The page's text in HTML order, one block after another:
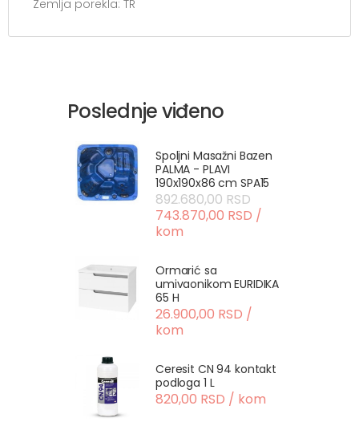
Zemlja porekla: TR
Poslednje viđeno
Spoljni Masažni Bazen
PALMA - PLAVI
190x190x86 cm SPA15
892.680,00 RSD
743.870,00 RSD /
kom
Ormarić sa
umivaonikom EURIDIKA
65 H
26.900,00 RSD /
kom
Ceresit CN 94 kontakt
podloga 1 L
820,00 RSD / kom